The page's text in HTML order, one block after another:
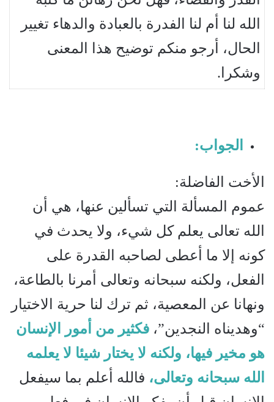
الله لنا أم لنا الفدرة بالعبادة والدهاء تغيير
الحال، أرجو منكم توضيح هذا المعنى
وشكرا.
الجواب:
الأخت الفاضلة:
عموم المسألة التي تسألين عنها، هي أن
الله تعالى يعلم كل شيء، ولا يحدث في
كونه إلا ما أعطى لصاحبه القدرة على
الفعل، ولكنه سبحانه وتعالى أمرنا بالطاعة،
ونهانا عن المعصية، ثم ترك لنا حرية الاختيار
“وهديناه النجدين”، فكثير من أمور الإنسان
هو مخير فيها، ولكنه لا يختار شيئا لا يعلمه
الله سبحانه وتعالى، فالله أعلم بما سيفعل